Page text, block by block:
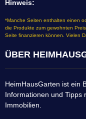
Hinweis:
*Manche Seiten enthalten einen
die Produkte zum gewohnten
Seite finanzieren können. Vielen
ÜBER
HeimHausGarten ist ein
Informationen und Tipps
Immobilien.